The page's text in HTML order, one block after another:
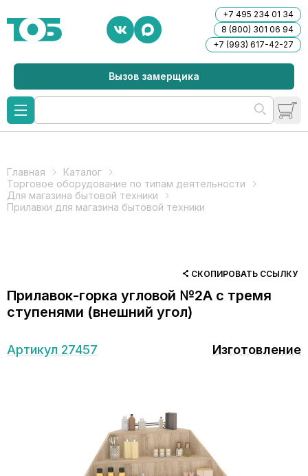
+7 495 234 01 34
8 (800) 301 06 94
+7 (993) 617-42-27
Вызов замерщика
Главная
Каталог
Торговое оборудование по типам деятельности
Для магазина бытовой техники
Прилавки для магазина бытовой техники
СКОПИРОВАТЬ ССЫЛКУ
Прилавок-горка угловой №2А с тремя
ступенями (внешний угол)
Артикул 27457 Изготовление